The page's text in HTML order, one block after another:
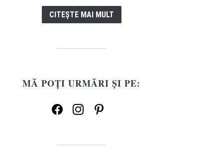
CITEȘTE MAI MULT
MĂ POȚI URMĂRI ȘI PE:
facebookinstagrampinterest